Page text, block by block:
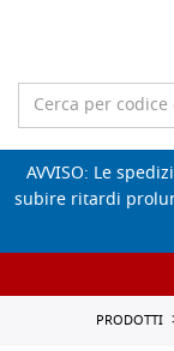
AVVISO: Le
subire ritardi
PRODOTTI